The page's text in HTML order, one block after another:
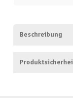
Beschreibung